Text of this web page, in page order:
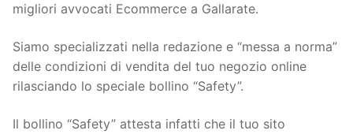
migliori avvocati Ecommerce a Gallarate.
Siamo specializzati nella redazione e “messa a norma”
delle condizioni di vendita del tuo negozio online
rilasciando lo speciale bollino “Safety”.
Il bollino “Safety” attesta infatti che il tuo sito